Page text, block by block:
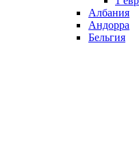
Албания
Андорра
Бельгия